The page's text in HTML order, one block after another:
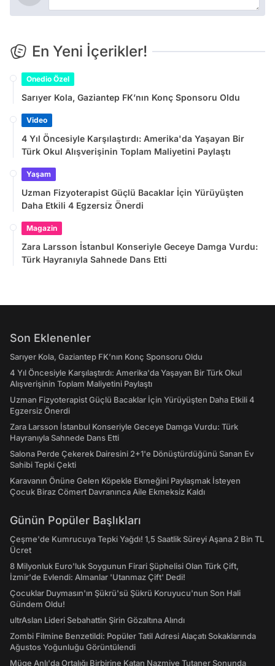
En Yeni İçerikler!
Onedio Özel
Sarıyer Kola, Gaziantep FK’nın Konç Sponsoru Oldu
Video
4 Yıl Öncesiyle Karşılaştırdı: Amerika'da Yaşayan Bir
Türk Okul Alışverişinin Toplam Maliyetini Paylaştı
Yaşam
Uzman Fizyoterapist Güçlü Bacaklar İçin Yürüyüşten
Daha Etkili 4 Egzersiz Önerdi
Magazin
Zara Larsson İstanbul Konseriyle Geceye Damga Vurdu:
Türk Hayranıyla Sahnede Dans Etti
Son Eklenenler
Sarıyer Kola, Gaziantep FK’nın Konç Sponsoru Oldu
4 Yıl Öncesiyle Karşılaştırdı: Amerika'da Yaşayan Bir Türk Okul
Alışverişinin Toplam Maliyetini Paylaştı
Uzman Fizyoterapist Güçlü Bacaklar İçin Yürüyüşten Daha Etkili 4
Egzersiz Önerdi
Zara Larsson İstanbul Konseriyle Geceye Damga Vurdu: Türk
Hayranıyla Sahnede Dans Etti
Salona Perde Çekerek Dairesini 2+1'e Dönüştürdüğünü Sanan Ev
Sahibi Tepki Çekti
Karavanın Önüne Gelen Köpekle Ekmeğini Paylaşmak İsteyen
Çocuk Biraz Cömert Davranınca Aile Ekmeksiz Kaldı
Günün Popüler Başlıkları
Çeşme'de Kumrucuya Tepki Yağdı! 1,5 Saatlik Süreyi Aşana 2 Bin TL
Ücret
8 Milyonluk Euro'luk Soygunun Firari Şüphelisi Olan Türk Çift,
İzmir'de Evlendi: Almanlar 'Utanmaz Çift' Dedi!
Çocuklar Duymasın'ın Şükrü'sü Şükrü Koruyucu'nun Son Hali
Gündem Oldu!
ultrAslan Lideri Sebahattin Şirin Gözaltına Alındı
Zombi Filmine Benzetildi: Popüler Tatil Adresi Alaçatı Sokaklarında
Ağustos Yoğunluğu Görüntülendi
Müge Anlı'da Ortalığı Birbirine Katan Nazmiye Tutaner Sonunda